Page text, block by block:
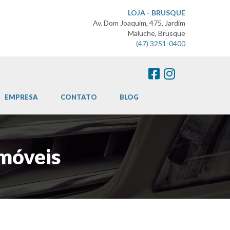
LOJA - BRUSQUE
Av. Dom Joaquim, 475, Jardim
Maluche, Brusque
(47) 3251-0400
EMPRESA CONTATO BLOG